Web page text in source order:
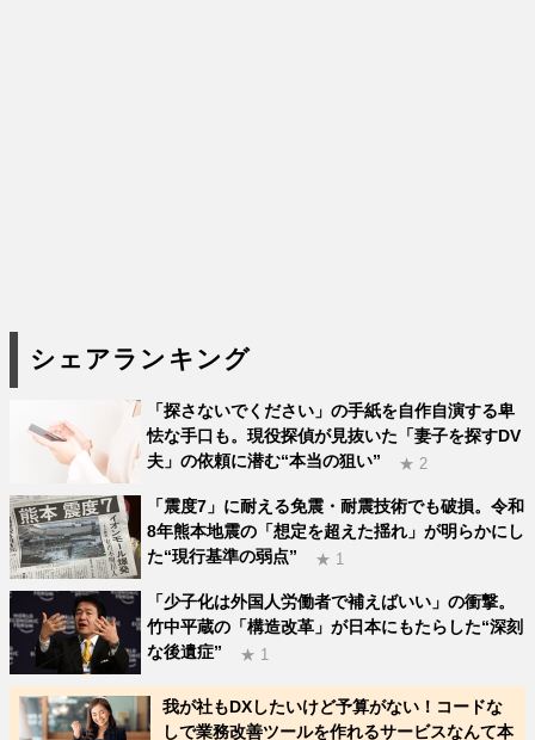
シェアランキング
「探さないでください」の手紙を自作自演する卑
怯な手口も。現役探偵が見抜いた「妻子を探すDV
夫」の依頼に潜む“本当の狙い”
★ 2
「震度7」に耐える免震・耐震技術でも破損。令和
8年熊本地震の「想定を超えた揺れ」が明らかにし
た“現行基準の弱点”
★ 1
「少子化は外国人労働者で補えばいい」の衝撃。
竹中平蔵の「構造改革」が日本にもたらした“深刻
な後遺症”
★ 1
我が社もDXしたいけど予算がない！コードな
しで業務改善ツールを作れるサービスなんて本